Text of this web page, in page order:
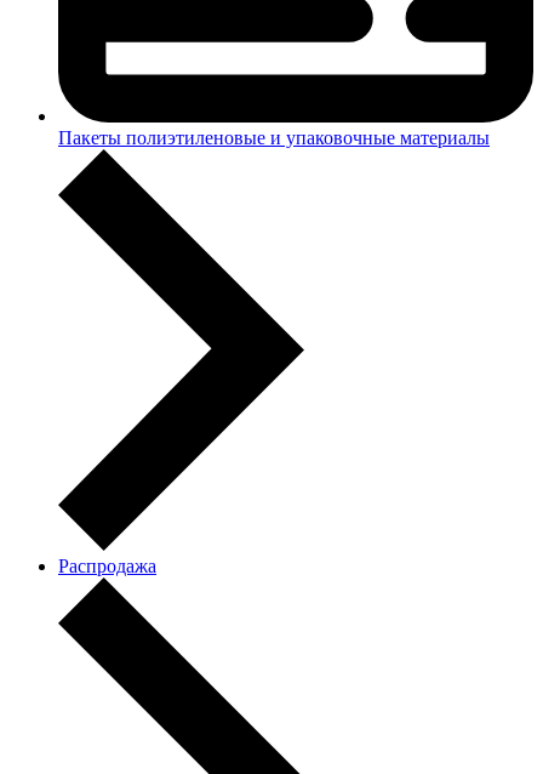
Пакеты полиэтиленовые и упаковочные материалы
Распродажа